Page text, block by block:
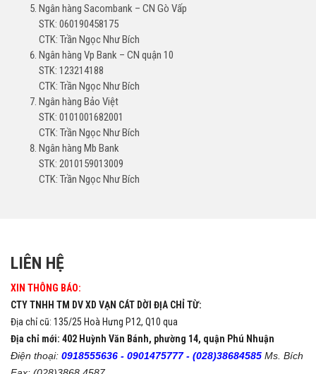
Ngân hàng Sacombank – CN Gò Vấp
STK: 060190458175
CTK: Trần Ngọc Như Bích
Ngân hàng Vp Bank – CN quận 10
STK: 123214188
CTK: Trần Ngọc Như Bích
Ngân hàng Bảo Việt
STK: 0101001682001
CTK: Trần Ngọc Như Bích
Ngân hàng Mb Bank
STK: 2010159013009
CTK: Trần Ngọc Như Bích
LIÊN HỆ
XIN THÔNG BÁO:
CTY TNHH TM DV XD VẠN CÁT DỜI ĐỊA CHỈ TỪ:
Địa chỉ cũ: 135/25 Hoà Hưng P12, Q10 qua
Địa chỉ mới: 402 Huỳnh Văn Bánh, phường 14, quận Phú Nhuận
Điện thoại: 0918555636 - 0901475777 - (028)38684585 Ms. Bích